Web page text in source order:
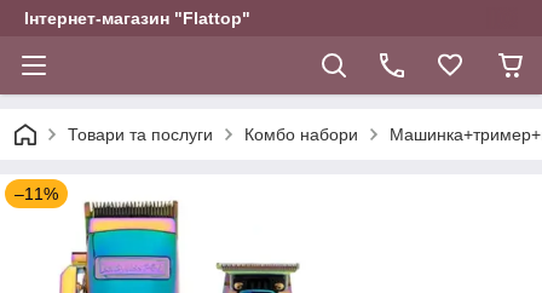
Інтернет-магазин "Flattop"
Товари та послуги Комбо набори
–11%